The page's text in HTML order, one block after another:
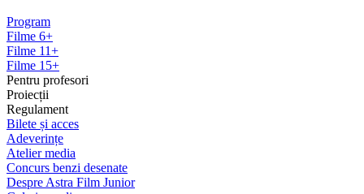
Program
Filme 6+
Filme 11+
Filme 15+
Pentru profesori
Proiecții
Regulament
Bilete și acces
Adeverințe
Atelier media
Concurs benzi desenate
Despre Astra Film Junior